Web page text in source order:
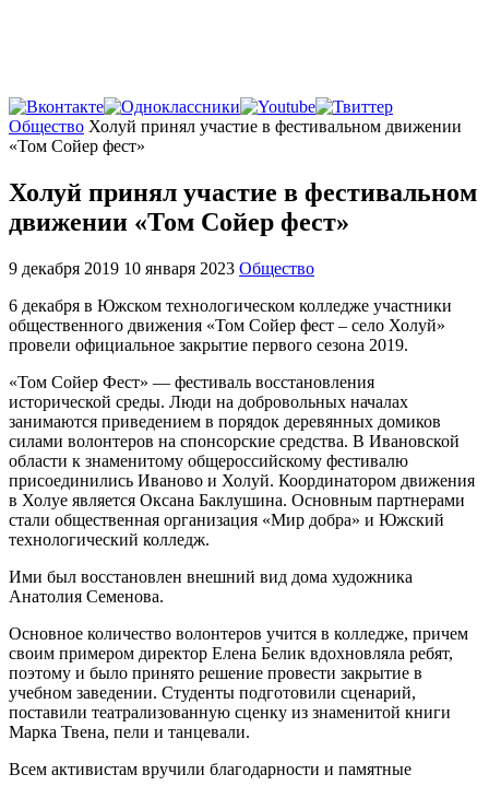
Главная
Общество Холуй принял участие в фестивальном движении
«Том Сойер фест»
Холуй принял участие в фестивальном
движении «Том Сойер фест»
9 декабря 2019 10 января 2023 Общество
6 декабря в Южском технологическом колледже участники
общественного движения «Том Сойер фест – село Холуй»
провели официальное закрытие первого сезона 2019.
«Том Сойер Фест» — фестиваль восстановления
исторической среды. Люди на добровольных началах
занимаются приведением в порядок деревянных домиков
силами волонтеров на спонсорские средства. В Ивановской
области к знаменитому общероссийскому фестивалю
присоединились Иваново и Холуй. Координатором движения
в Холуе является Оксана Баклушина. Основным партнерами
стали общественная организация «Мир добра» и Южский
технологический колледж.
Ими был восстановлен внешний вид дома художника
Анатолия Семенова.
Основное количество волонтеров учится в колледже, причем
своим примером директор Елена Белик вдохновляла ребят,
поэтому и было принято решение провести закрытие в
учебном заведении. Студенты подготовили сценарий,
поставили театрализованную сценку из знаменитой книги
Марка Твена, пели и танцевали.
Всем активистам вручили благодарности и памятные